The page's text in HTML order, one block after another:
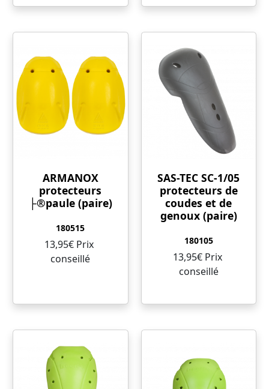
ARMANOX
protecteurs
├®paule (paire)
180515
13,95€ Prix ​​
conseillé
SAS-TEC SC-1/05
protecteurs de
coudes et de
genoux (paire)
180105
13,95€ Prix ​​
conseillé